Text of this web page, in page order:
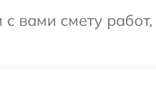
вами смету